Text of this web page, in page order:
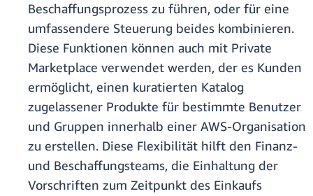
Beschaffungsprozess zu führen, oder für eine
umfassendere Steuerung beides kombinieren.
Diese Funktionen können auch mit Private
Marketplace verwendet werden, der es Kunden
ermöglicht, einen kuratierten Katalog
zugelassener Produkte für bestimmte Benutzer
und Gruppen innerhalb einer AWS-Organisation
zu erstellen. Diese Flexibilität hilft den Finanz-
und Beschaffungsteams, die Einhaltung der
Vorschriften zum Zeitpunkt des Einkaufs